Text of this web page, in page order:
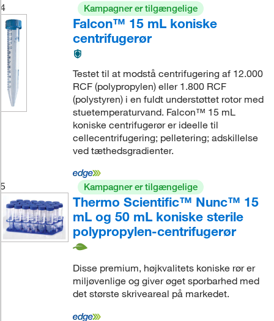
4 Kampagner er tilgængelige
Falcon™ 15 mL koniske
centrifugerør
Testet til at modstå centrifugering af 12.000
RCF (polypropylen) eller 1.800 RCF
(polystyren) i en fuldt understøttet rotor med
stuetemperaturvand. Falcon™ 15 mL
koniske centrifugerør er ideelle til
cellecentrifugering; pelletering; adskillelse
ved tæthedsgradienter.
5 Kampagner er tilgængelige
Thermo Scientific™ Nunc™ 15
mL og 50 mL koniske sterile
polypropylen-centrifugerør
Disse premium, højkvalitets koniske rør er
miljøvenlige og giver øget sporbarhed med
det største skriveareal på markedet.